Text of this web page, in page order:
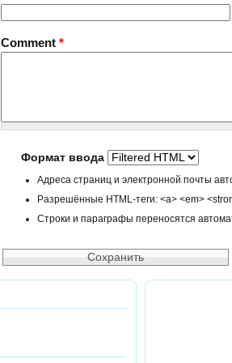
Comment *
Формат ввода
Адреса страниц и электронной почты
Разрешённые HTML-теги: <a> <em>
Строки и параграфы переносятся